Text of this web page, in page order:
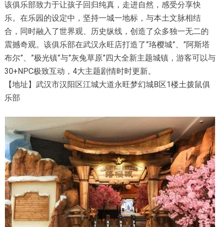
该俱乐部致力于让孩子回归纯真，走进自然，感受分享快
乐。在乐园的设定中，坚持一城一地标，与本土文脉相结
合，同时融入了世界观、历史纵线，创造了众多独一无二的
震撼奇观。该俱乐部在武汉永旺店打造了”珞樱城”、”阿斯塔
布尔”、”极光镇”与”灰兔草原”四大全新主题城镇，游客可以与
30+NPC极致互动，4大主题剧情时时更新。
【地址】武汉市汉阳区江城大道永旺梦幻城B区1楼土拨鼠俱
乐部